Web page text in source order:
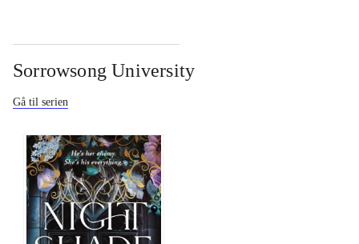
Sorrowsong University
Gå til serien